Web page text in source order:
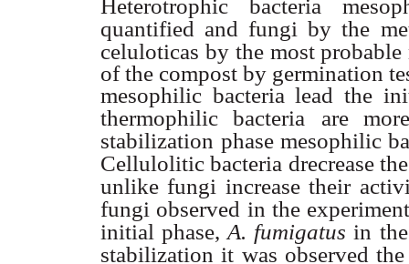
Heterotrophic bacteria
quantified and fungi by the
celuloticas by the most
of the compost by germination
mesophilic bacteria lead the
thermophilic bacteria
are
stabilization phase mesophilic
Cellulolitic bacteria drecrease
unlike fungi increase their
fungi observed in the
initial phase,A. fumigatus in
stabilization it was observed the